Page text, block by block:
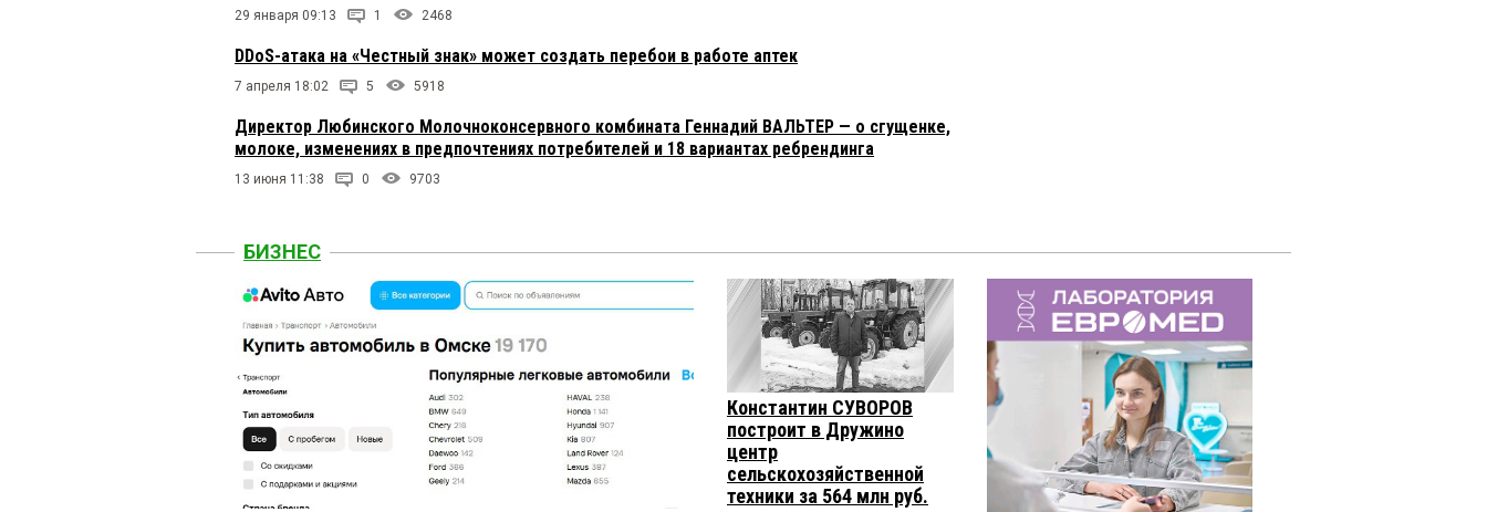
29 января 09:13 1 2468
DDoS-атака на «Честный знак» может создать перебои в работе аптек
7 апреля 18:02 5 5918
Директор Любинского Молочноконсервного комбината Геннадий ВАЛЬТЕР — о сгущенке,
молоке, изменениях в предпочтениях потребителей и 18 вариантах ребрендинга
13 июня 11:38 0 9703
БИЗНЕС
Константин СУВОРОВ
построит в Дружино
центр
сельскохозяйственной
техники за 564 млн руб.